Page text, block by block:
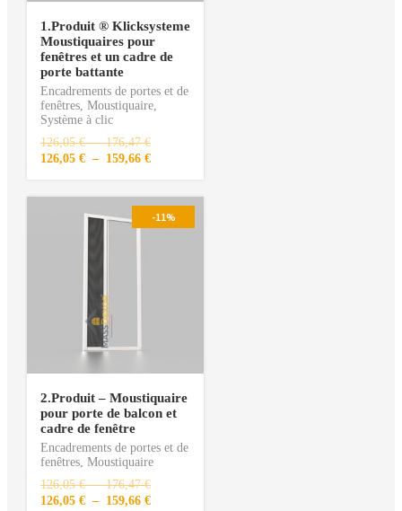
1.Produit ®️ Klicksysteme
Moustiquaires pour
fenêtres et un cadre de
porte battante
Encadrements de portes et de
fenêtres, Moustiquaire,
Système à clic
126,05€ – 176,47€
126,05 € – 159,66 €
-11%
2.Produit – Moustiquaire
pour porte de balcon et
cadre de fenêtre
Encadrements de portes et de
fenêtres, Moustiquaire
126,05€ – 176,47€
126,05 € – 159,66 €